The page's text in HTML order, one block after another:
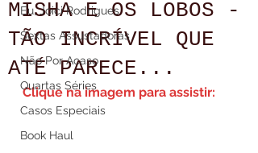
Eu, Joici Rodrigues
Sextas Assustadoras
Não Por Acaso
Quartas Séries
Casos Especiais
Book Haul
MISHA E OS LOBOS -
TÃO INCRÍVEL QUE
ATÉ PARECE...
Clique na imagem para assistir: